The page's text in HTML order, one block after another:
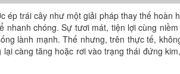
ép trái cây như một giải pháp thay thế hoàn
nhanh chóng. Sự tươi mát, tiện lợi cùng
lành mạnh. Thế nhưng, trên thực tế,
càng tăng hoặc rơi vào trạng thái đứng